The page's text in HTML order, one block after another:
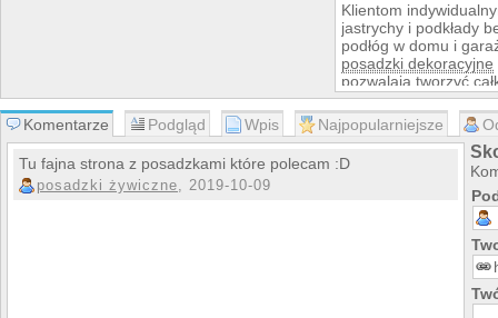
Klientom
jastrychy i podkłady
podłóg w domu i
posadzki dekoracyjne
pozwalają tworzyć
powierzchnie
Firma zaprasza
65, 58-100 Świdnica
Więcej informacji o
6604499 lub na
Komentarze Podgląd Wpis Najpopularniejsze
Tu fajna strona z posadzkami które polecam :D
posadzki żywiczne, 2019-10-09